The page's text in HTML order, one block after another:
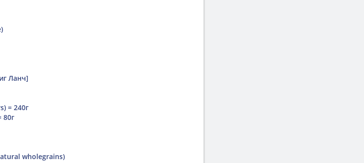
Ланч]
= 240г
80г
wholegrains)